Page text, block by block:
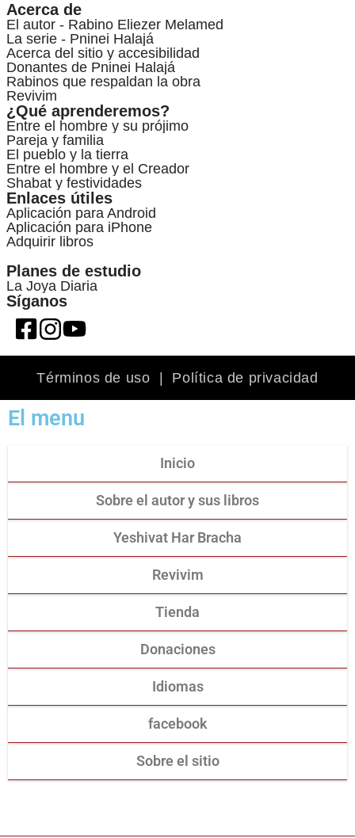
Acerca de
El autor - Rabino Eliezer Melamed
La serie - Pninei Halajá
Acerca del sitio y accesibilidad
Donantes de Pninei Halajá
Rabinos que respaldan la obra
Revivim
¿Qué aprenderemos?
Entre el hombre y su prójimo
Pareja y familia
El pueblo y la tierra
Entre el hombre y el Creador
Shabat y festividades
Enlaces útiles
Aplicación para Android
Aplicación para iPhone
Adquirir libros
Planes de estudio
La Joya Diaria
Síganos
Términos de uso Política de privacidad
El menu
Inicio
Sobre el autor y sus libros
Yeshivat Har Bracha
Revivim
Tienda
Donaciones
Idiomas
facebook
Sobre el sitio